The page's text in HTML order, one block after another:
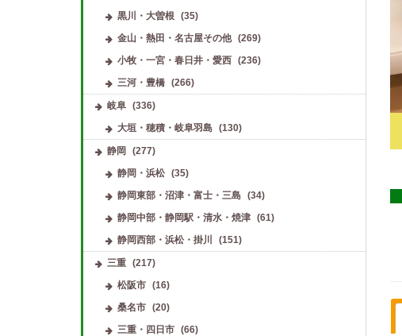
(新加納駅)
黒川・大曽根
(35)
金山・熱田・名古屋その他
(269)
小牧・一宮・春日井・愛西
(236)
三河・豊橋
(266)
岐阜 (336)
大垣・穂積・岐阜羽島
(130)
静岡
(277)
静岡・浜松
(35)
静岡東部・沼津・富士・三島
(34)
静岡中部・静岡駅・清水・焼津
(61)
静岡西部・浜松・掛川
(151)
三重 (217)
松阪市
(16)
桑名市
(20)
三重・四日市
(66)